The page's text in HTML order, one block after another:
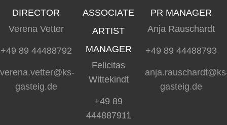
DIRECTOR
Verena Vetter
+49 89 44488792
verena.vetter@ks-
gasteig.de
ASSOCIATE
ARTIST
MANAGER
Felicitas
Wittekindt
+49 89
444887911
PR MANAGER
Anja Rauschardt
+49 89 44488793
gasteig.de